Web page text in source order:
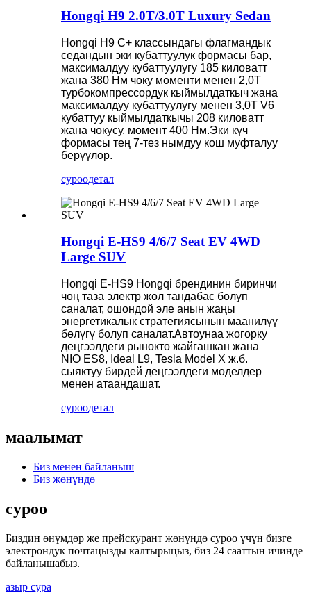
Hongqi H9 2.0T/3.0T Luxury Sedan
Hongqi H9 C+ классындагы флагмандык
седандын эки кубаттуулук формасы бар,
максималдуу кубаттуулугу 185 киловатт
жана 380 Нм чоку моменти менен 2,0Т
турбокомпрессордук кыймылдаткыч жана
максималдуу кубаттуулугу менен 3,0T V6
кубаттуу кыймылдаткычы 208 киловатт
жана чокусу. момент 400 Нм.Эки күч
формасы тең 7-тез нымдуу кош муфталуу
берүүлөр.
суроодетал
Hongqi E-HS9 4/6/7 Seat EV 4WD
Large SUV
Hongqi E-HS9 Hongqi брендинин биринчи
чоң таза электр жол тандабас болуп
саналат, ошондой эле анын жаңы
энергетикалык стратегиясынын маанилүү
бөлүгү болуп саналат.Автоунаа жогорку
деңгээлдеги рынокто жайгашкан жана
NIO ES8, Ideal L9, Tesla Model X ж.б.
сыяктуу бирдей деңгээлдеги моделдер
менен атаандашат.
суроодетал
маалымат
Биз менен байланыш
Биз жөнүндө
суроо
Биздин өнүмдөр же прейскурант жөнүндө суроо үчүн бизге
электрондук почтаңызды калтырыңыз, биз 24 сааттын ичинде
байланышабыз.
азыр сура